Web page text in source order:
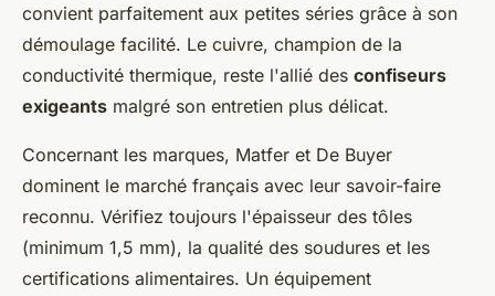
convient parfaitement aux petites séries grâce à son
démoulage facilité. Le cuivre, champion de la
conductivité thermique, reste l'allié des confiseurs
exigeants malgré son entretien plus délicat.
Concernant les marques, Matfer et De Buyer
dominent le marché français avec leur savoir-faire
reconnu. Vérifiez toujours l'épaisseur des tôles
(minimum 1,5 mm), la qualité des soudures et les
certifications alimentaires. Un équipement